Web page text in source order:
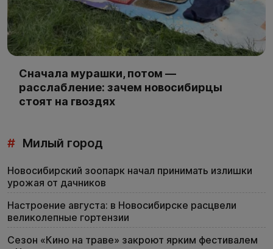
Сначала мурашки, потом —
расслабление: зачем новосибирцы
стоят на гвоздях
# Милый город
Новосибирский зоопарк начал принимать излишки
урожая от дачников
Настроение августа: в Новосибирске расцвели
великолепные гортензии
Сезон «Кино на траве» закроют ярким фестивалем